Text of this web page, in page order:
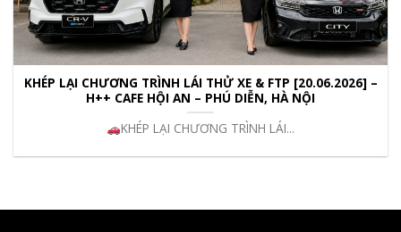
KHÉP LẠI CHƯƠNG TRÌNH LÁI THỬ XE & FTP [20.06.2026] –
H++ CAFE HỘI AN – PHÚ DIỄN, HÀ NỘI
KHÉP LẠI CHƯƠNG TRÌNH LÁI...